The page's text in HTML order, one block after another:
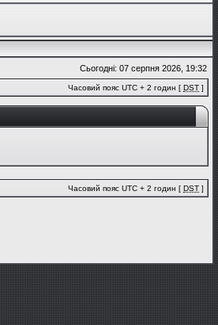
Сьогодні: 07 серпня 2026, 19:32
Часовий пояс UTC + 2 годин [ DST ]
Часовий пояс UTC + 2 годин [ DST ]